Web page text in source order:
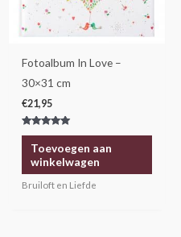
Fotoalbum In Love –
30×31 cm
€21,95
Gewaardeerd
5.00
uit 5Toevoegen aan
winkelwagen
Bruiloft en Liefde